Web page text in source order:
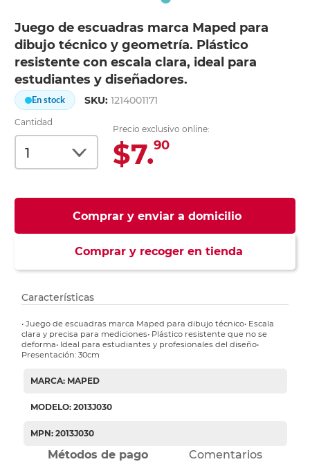
Juego de escuadras marca Maped para
dibujo técnico y geometría. Plástico
resistente con escala clara, ideal para
estudiantes y diseñadores.
En stock SKU:1214001171
Cantidad
Precio exclusivo online:
$7.90
Comprar y enviar a domicilio
Comprar y recoger en tienda
Características
• Juego de escuadras marca Maped para dibujo técnico• Escala
clara y precisa para mediciones• Plástico resistente que no se
deforma• Ideal para estudiantes y profesionales del diseño•
Presentación: 30cm
MARCA: MAPED
MODELO: 2013J030
MPN: 2013J030
Métodos de pago Comentarios